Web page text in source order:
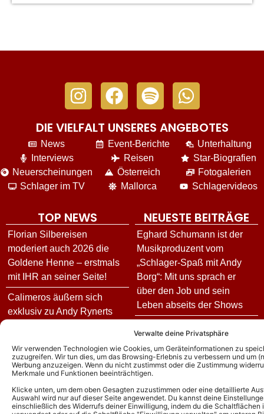
Verwalte deine Privatsphäre
Wir verwenden Technologien wie Cookies, um Geräteinformationen zu
zuzugreifen. Wir tun dies, um das Browsing-Erlebnis zu verbessern und um
Werbung anzuzeigen. Wenn du nicht zustimmst oder die Zustimmung
Merkmale und Funktionen beeinträchtigen.
Klicke unten, um dem oben Gesagten zuzustimmen oder eine detaillierte
Auswahl wird nur auf dieser Seite angewendet. Du kannst deine
einschließlich des Widerrufs deiner Einwilligung, indem du die
DIE VIELFALT UNSERES ANGEBOTES
News
Interviews
Neuerscheinungen
Schlager im TV
Event-Berichte
Reisen
Österreich
Mallorca
Unterhaltung
Star-Biografien
Fotogalerien
Schlagervideos
TOP NEWS
Florian Silbereisen
moderiert auch 2026 die
Goldene Henne – erstmals
mit IHR an seiner Seite!
Calimeros äußern sich
exklusiv zu Andy Rynerts
Schlagerband weitergeht!
Andy Borg über neue
„Sommer-Spaß“-Ausgabe:
Das ist für ihn das schönste
NEUESTE BEITRÄGE
Eghard Schumann ist der
Musikproduzent vom
„Schlager-Spaß mit Andy
Borg“: Mit uns sprach er
über den Job und sein
Leben abseits der Shows
und Vorschau zur Folge am
06.08.26
Goldene Henne 2026: Diese
Stars treten in diesem Jahr
bei der Gala auf